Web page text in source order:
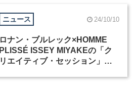
ニュース 24/10/10
ロナン・ブルレック×HOMME
PLISSÉ ISSEY MIYAKEの「ク
リエイティブ・セッション」を